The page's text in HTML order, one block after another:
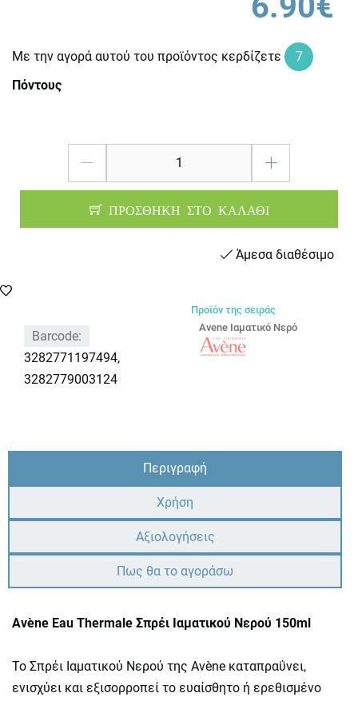
Με την αγορά αυτού του προϊόντος κερδίζετε
7
Πόντους
ΠΡΟΣΘΗΚΗ ΣΤΟ ΚΑΛΑΘΙ
Άμεσα διαθέσιμο
Barcode:
3282771197494,
3282779003124
Προϊόν της σειράς
Avene Ιαματικό Νερό
Περιγραφή
Χρήση
Αξιολογήσεις
Πως θα το αγοράσω
Avène Eau Thermale Σπρέι Ιαματικού Νερού 150ml
Το Σπρέι Ιαματικού Νερού της Avène καταπραΰνει,
ενισχύει και εξισορροπεί το ευαίσθητο ή ερεθισμένο